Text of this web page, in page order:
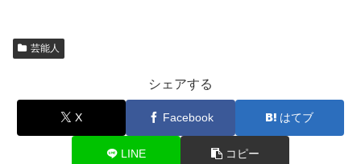
芸能人
シェアする
X Facebook はてブ
LINE コピー